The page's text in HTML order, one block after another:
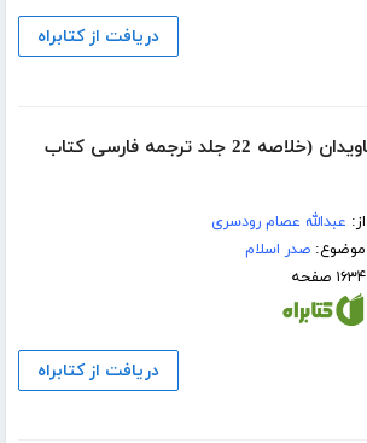
دریافت از کتابراه
دانلود کتاب حیات جاویدان (خلاصه 22 جلد ترجمه فارسی کتاب
از: عبدالله عصام رودسری
موضوع:صدر اسلام
۱۶۳۴ صفحه
دریافت از کتابراه